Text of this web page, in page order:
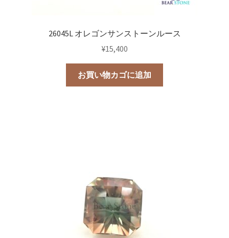
26045L オレゴンサンストーンルース
¥15,400
お買い物カゴに追加